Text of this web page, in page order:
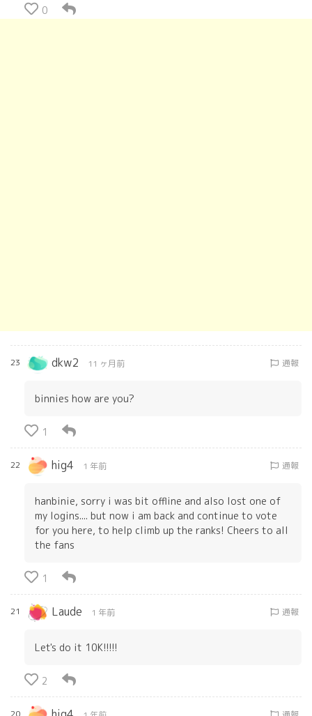
0
23 dkw2 11 ヶ月前 通報
binnies how are you?
1
22 hig4 1 年前 通報
hanbinie, sorry i was bit offline and also lost one of
my logins.... but now i am back and continue to vote
for you here, to help climb up the ranks! Cheers to all
the fans
1
21 Laude 1 年前 通報
Let's do it 10K!!!!!
2
20